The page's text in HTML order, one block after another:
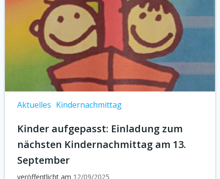
Aktuelles Kindernachmittag
Kinder aufgepasst: Einladung zum
nächsten Kindernachmittag am 13.
September
veröffentlicht am 12/09/2025